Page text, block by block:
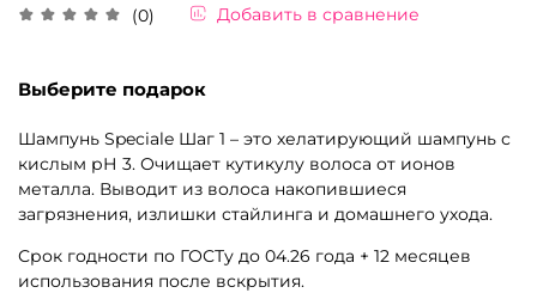
(0) Добавить в сравнение
Выберите подарок
Шампунь Speciale Шаг 1 – это хелатирующий шампунь с
кислым рН 3. Очищает кутикулу волоса от ионов
металла. Выводит из волоса накопившиеся
загрязнения, излишки стайлинга и домашнего ухода.
Срок годности по ГОСТу до 04.26 года + 12 месяцев
использования после вскрытия.